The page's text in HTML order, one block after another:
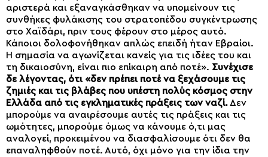
αριστερά και εξαναγκάσθηκαν να υπομείνουν τις
συνθήκες φυλάκισης του στρατοπέδου συγκέντρωσης
στο Χαϊδάρι, πριν τους φέρουν στο μέρος αυτό.
Κάποιοι δολοφονήθηκαν απλώς επειδή ήταν Εβραίοι.
Η σημασία να αγωνίζεται κανείς για τις ιδέες του και
τη δικαιοσύνη, είναι πιο επίκαιρη από ποτέ». Συνέχισε
δε λέγοντας, ότι «δεν πρέπει ποτέ να ξεχάσουμε τις
ζημιές και τις βλάβες που υπέστη πολύς κόσμος στην
Ελλάδα από τις εγκληματικές πράξεις των ναζί.Δεν
μπορούμε να αναιρέσουμε αυτές τις πράξεις και τις
ωμότητες, μπορούμε όμως να κάνουμε ό,τι μας
αναλογεί, προκειμένου να διασφαλίσουμε ότι δεν θα
επαναληφθούν ποτέ. Αυτό, όχι μόνο για την ίδια την